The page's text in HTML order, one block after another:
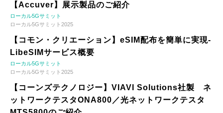
【Accuver】展示製品のご紹介
ローカル5Gサミット
ローカル5Gサミット2025
【コモン・クリエーション】eSIM配布を簡単に実現-
LibeSIMサービス概要
ローカル5Gサミット
ローカル5Gサミット2025
【コーンズテクノロジー】VIAVI Solutions社製 ネ
ットワークテスタONA800／光ネットワークテスタ